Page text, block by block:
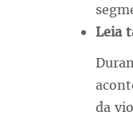
Leia
da